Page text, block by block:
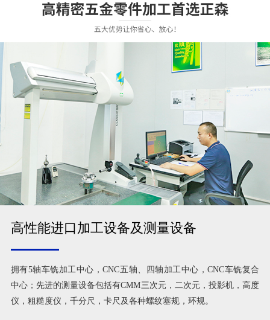
高性能进口加工设备及测量设备
拥有5轴车铣加工中心，CNC五轴、四轴加工中心，CNC车铣复合
中心；先进的测量设备包括有CMM三次元，二次元，投影机，高度
仪，粗糙度仪，千分尺，卡尺及各种螺纹塞规，环规。